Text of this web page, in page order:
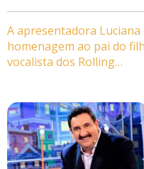
A apresentadora
homenagem ao pai do
vocalista dos Rolling…